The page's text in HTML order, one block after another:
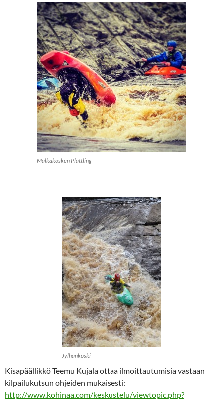
Malkakosken Plattling
Jylhänkoski
Kisapäällikkö Teemu Kujala ottaa ilmoittautumisia vastaan
kilpailukutsun ohjeiden mukaisesti:
http://www.kohinaa.com/keskustelu/viewtopic.php?